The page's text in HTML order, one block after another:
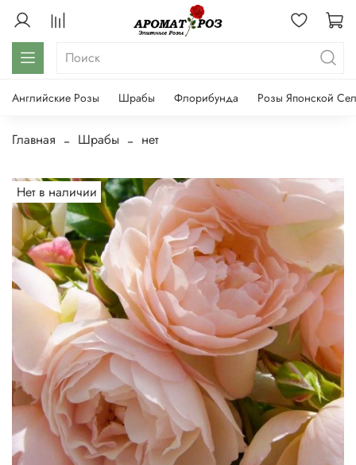
Английские Розы Шрабы Флорибунда Розы Японской
Главная Шрабы нет
Нет в наличии